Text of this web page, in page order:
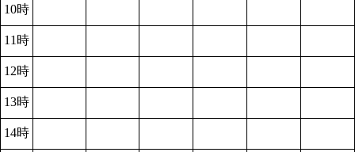
10時
11時
12時
13時
14時